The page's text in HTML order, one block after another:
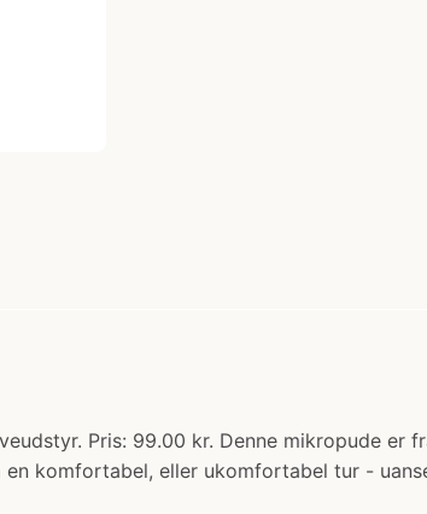
Pris: 99.00 kr. Denne mikropude er
komfortabel, eller ukomfortabel tur -